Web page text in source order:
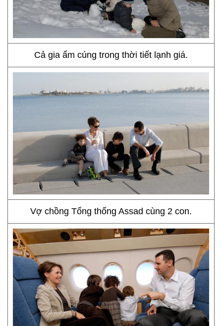
Cả gia ấm cúng trong thời tiết lạnh giá.
Vợ chồng Tổng thống Assad cùng 2 con.